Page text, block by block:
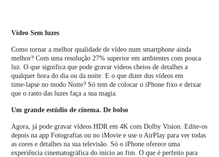
Vídeo Sem luzes
Como tornar a melhor qualidade de vídeo num smartphone ainda
melhor? Com uma resolução 27% superior em ambientes com pouca
luz. O que significa que pode gravar vídeos cheios de detalhes a
qualquer hora do dia ou da noite. E o que dizer dos vídeos em
time‑lapse no modo Noite? Só tem de colocar o iPhone fixo e deixar
que o rasto das luzes faça a sua magia.
Um grande estúdio de cinema. De bolso
Agora, já pode gravar vídeos HDR em 4K com Dolby Vision. Edite-os
depois na app Fotografias ou no iMovie e use o AirPlay para ver todas
as cores e detalhes na sua televisão. Só o iPhone oferece uma
experiência cinematográfica do início ao fim. O que é perfeito para